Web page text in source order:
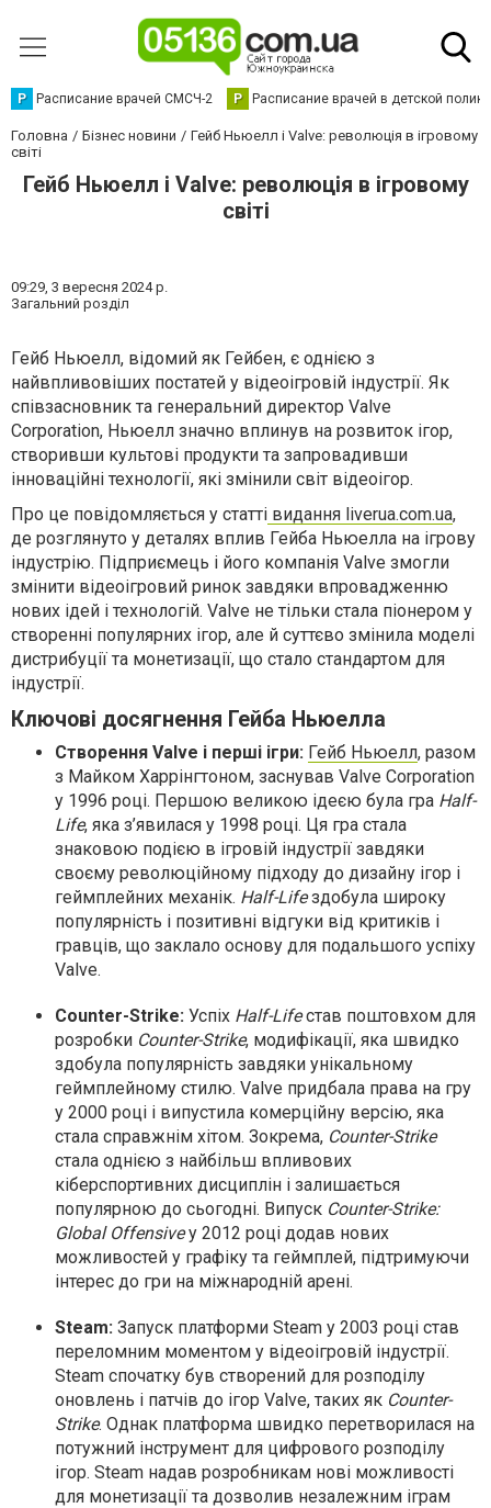
Р Расписание врачей СМСЧ-2 Р Расписание врачей в детской
Головна Бізнес новини
Гейб Ньюелл і Valve: революція в ігровому
світі
Гейб Ньюелл і Valve: революція в ігровому
світі
09:29, 3 вересня 2024 р.
Загальний розділ
Гейб Ньюелл, відомий як Гейбен, є однією з
найвпливовіших постатей у відеоігровій індустрії. Як
співзасновник та генеральний директор Valve
Corporation, Ньюелл значно вплинув на розвиток ігор,
створивши культові продукти та запровадивши
інноваційні технології, які змінили світ відеоігор.
Про це повідомляється у статті видання liverua.com.ua,
де розглянуто у деталях вплив Гейба Ньюелла на ігрову
індустрію. Підприємець і його компанія Valve змогли
змінити відеоігровий ринок завдяки впровадженню
нових ідей і технологій. Valve не тільки стала піонером у
створенні популярних ігор, але й суттєво змінила моделі
дистрибуції та монетизації, що стало стандартом для
індустрії.
Ключові досягнення Гейба Ньюелла
Створення Valve і перші ігри: Гейб Ньюелл, разом
з Майком Харрінгтоном, заснував Valve Corporation
у 1996 році. Першою великою ідеєю була гра Half-
Life, яка з’явилася у 1998 році. Ця гра стала
знаковою подією в ігровій індустрії завдяки
своєму революційному підходу до дизайну ігор і
геймплейних механік. Half-Lifeздобула широку
популярність і позитивні відгуки від критиків і
гравців, що заклало основу для подальшого успіху
Valve.
Counter-Strike: Успіх Half-Lifeстав поштовхом для
розробки Counter-Strike, модифікації, яка швидко
здобула популярність завдяки унікальному
геймплейному стилю. Valve придбала права на гру
у 2000 році і випустила комерційну версію, яка
стала справжнім хітом. Зокрема, Counter-Strike
стала однією з найбільш впливових
кіберспортивних дисциплін і залишається
популярною до сьогодні. Випуск Counter-Strike:
Global Offensiveу 2012 році додав нових
можливостей у графіку та геймплей, підтримуючи
інтерес до гри на міжнародній арені.
Steam: Запуск платформи Steam у 2003 році став
переломним моментом у відеоігровій індустрії.
Steam спочатку був створений для розподілу
оновлень і патчів до ігор Valve, таких як Counter-
Strike. Однак платформа швидко перетворилася на
потужний інструмент для цифрового розподілу
ігор. Steam надав розробникам нові можливості
для монетизації та дозволив незалежним іграм